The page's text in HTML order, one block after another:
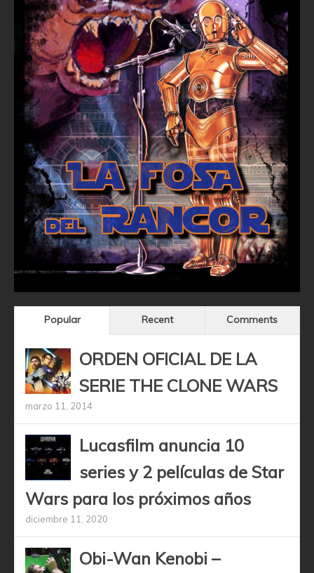
Popular Recent Comments
ORDEN OFICIAL DE LA
SERIE THE CLONE WARS
marzo 11, 2014
Lucasfilm anuncia 10
series y 2 películas de Star
Wars para los próximos años
diciembre 11, 2020
Obi-Wan Kenobi –